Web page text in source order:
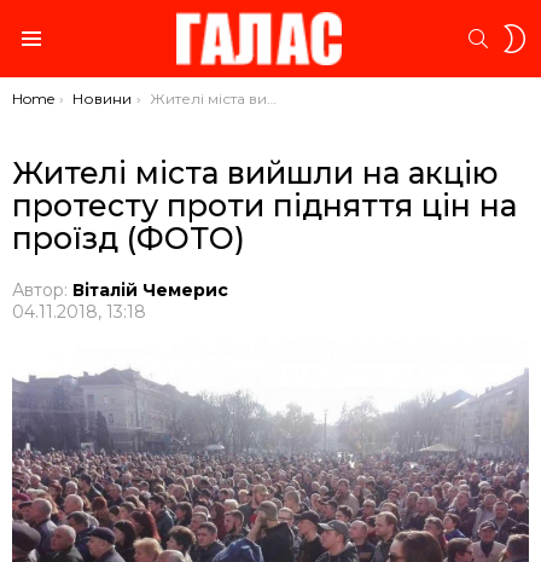
You are here:
Home Новини Жителі міста вийшли на акцію протесту проти підняття цін на проїзд (ФОТО)
Жителі міста вийшли на акцію
протесту проти підняття цін на
проїзд (ФОТО)
Автор: Віталій Чемерис
04.11.2018, 13:18